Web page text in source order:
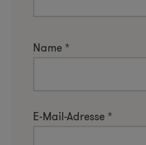
Name *
E-Mail-Adresse *